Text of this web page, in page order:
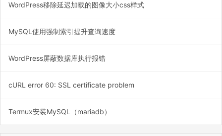
WordPress移除延迟加载的图像大小css样式
MySQL使用强制索引提升查询速度
WordPress屏蔽数据库执行报错
cURL error 60: SSL certificate problem
Termux安装MySQL（mariadb）